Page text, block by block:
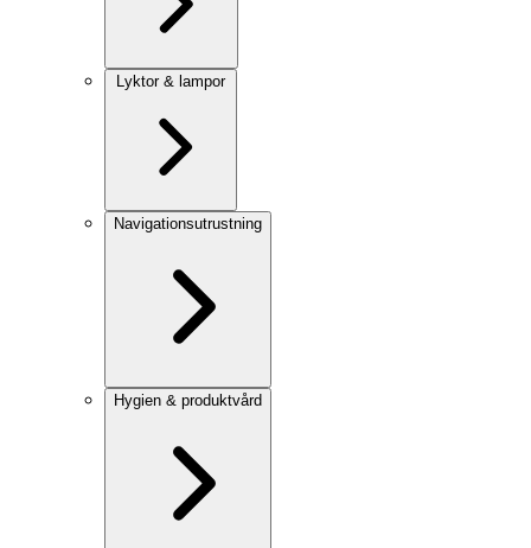
Lyktor & lampor
Navigationsutrustning
Hygien & produktvård